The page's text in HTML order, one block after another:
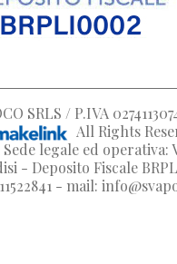
SRLS / P.IVA
All Rights
Sede legale ed operativa:
- Deposito Fiscale
- mail: